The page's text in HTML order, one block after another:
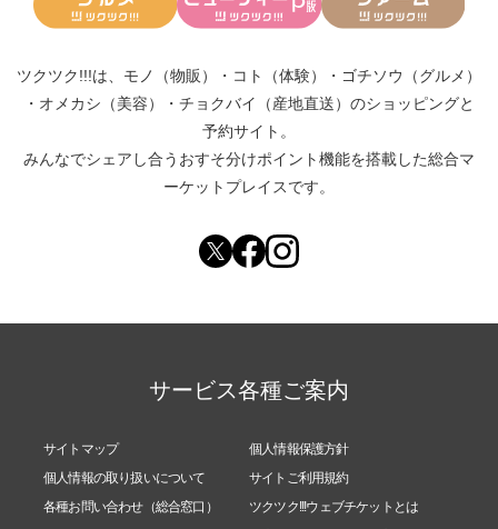
…と、全ては繋がっているのです。
人生で起きる全ては、あなたが(無自覚に)オーダー
して引き寄せた事。
家にはその全てが現れています。
だから、古い不要な物を手放してエネルギーを整え
ていけば、問題や不調を手放す事ができます。
ツクツク!!!は、 モノ（物販） ・ コト（体験） ・ ゴチソウ（グルメ）
・ オメカシ（美容） ・ チョクバイ（産地直送） のショッピングと
予約サイト。
みんなでシェアし合う おすそ分けポイント機能を搭載した総合マ
ーケットプレイスです。
サービス各種ご案内
サイトマップ
個人情報保護方針
個人情報の取り扱いについて
サイトご利用規約
各種お問い合わせ（総合窓口）
ツクツク!!!ウェブチケットとは